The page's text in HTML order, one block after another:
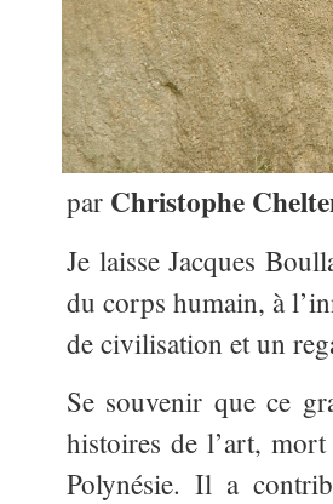
par Christophe
Je laisse Jacques
du corps humain, à
de civilisation et un
Se souvenir que ce
histoires de l’art,
Polynésie. Il a